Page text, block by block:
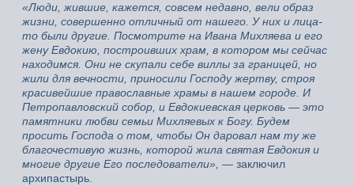
«Люди, жившие, кажется, совсем недавно, вели образ
жизни, совершенно отличный от нашего. У них и лица-
то были другие. Посмотрите на Ивана Михляева и его
жену Евдокию, построивших храм, в котором мы сейчас
находимся. Они не скупали себе виллы за границей, но
жили для вечности, приносили Господу жертву, строя
красивейшие православные храмы в нашем городе. И
Петропавловский собор, и Евдокиевская церковь — это
памятники любви семьи Михляевых к Богу. Будем
просить Господа о том, чтобы Он даровал нам ту же
благочестивую жизнь, которой жила святая Евдокия и
многие другие Его последователи», — заключил
архипастырь.